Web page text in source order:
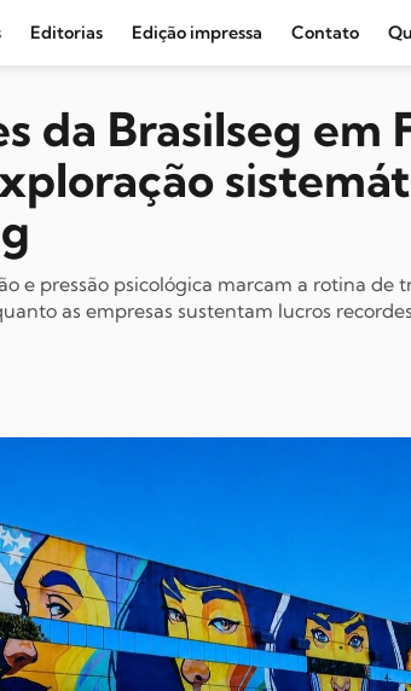
Editorias
Amazônia
Cultura e Movimentos Sociais
Internacional
Sindical
Edição impressa Contato
da Brasilseg em
e pressão psicológica marcam a rotina de
as empresas sustentam lucros